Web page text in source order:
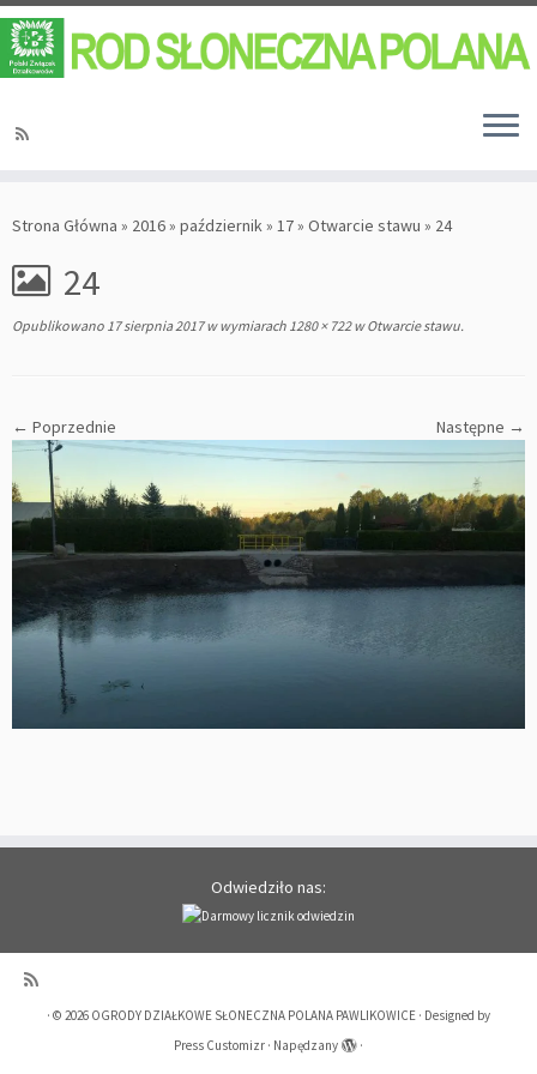
Strona Główna » 2016» październik» 17» Otwarcie stawu » 24
24
Opublikowano 17 sierpnia 2017w wymiarach 1280 × 722wOtwarcie stawu.
← Poprzednie Następne →
Odwiedziło nas:
· © 2026 OGRODY DZIAŁKOWE SŁONECZNA POLANA PAWLIKOWICE · Designed by
Press Customizr · Napędzany ·